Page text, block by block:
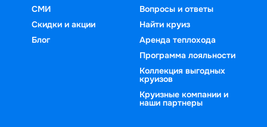
СМИ
Скидки и акции
Блог
Вопросы и ответы
Найти круиз
Аренда теплохода
Программа лояльности
Коллекция выгодных
круизов
Круизные компании и
наши партнеры